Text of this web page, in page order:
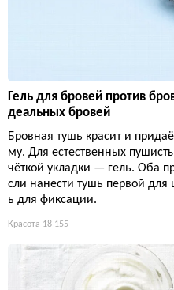
Гель для бровей против
деальных бровей
Бровная тушь красит и
му. Для естественных
чёткой укладки — гель. Оба
сли нанести тушь первой для
ь для фиксации.
Красота 18 155